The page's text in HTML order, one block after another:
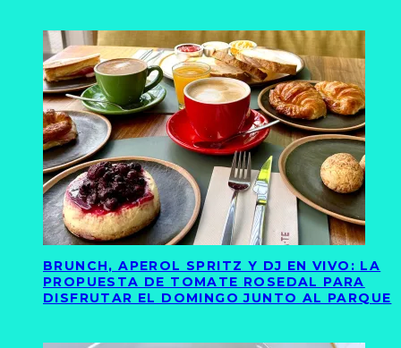
BRUNCH, APEROL SPRITZ Y DJ EN VIVO: LA
PROPUESTA DE TOMATE ROSEDAL PARA
DISFRUTAR EL DOMINGO JUNTO AL PARQUE